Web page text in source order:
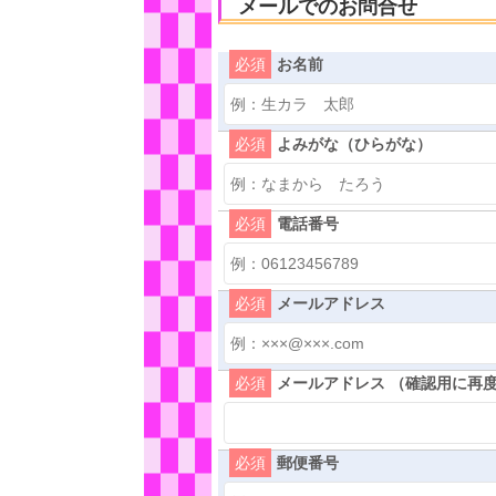
メールでのお問合せ
必須 お名前
必須 よみがな（ひらがな）
必須 電話番号
必須 メールアドレス
必須 メールアドレス （確認用に再
必須 郵便番号